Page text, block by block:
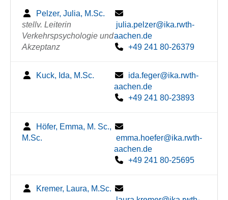
Pelzer, Julia, M.Sc.
stellv. Leiterin
Verkehrspsychologie und
Akzeptanz
julia.pelzer@ika.rwth-
aachen.de
+49 241 80-26379
Kuck, Ida, M.Sc.
ida.feger@ika.rwth-
aachen.de
+49 241 80-23893
Höfer, Emma, M. Sc.,
M.Sc.
emma.hoefer@ika.rwth-
aachen.de
+49 241 80-25695
Kremer, Laura, M.Sc.